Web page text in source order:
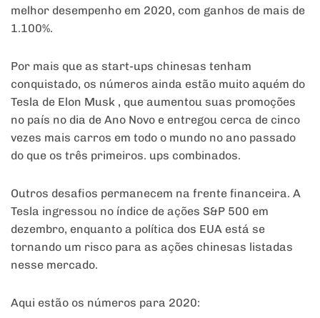
melhor desempenho em 2020, com ganhos de mais de
1.100%.
Por mais que as start-ups chinesas tenham
conquistado, os números ainda estão muito aquém do
Tesla de Elon Musk , que aumentou suas promoções
no país no dia de Ano Novo e entregou cerca de cinco
vezes mais carros em todo o mundo no ano passado
do que os três primeiros. ups combinados.
Outros desafios permanecem na frente financeira. A
Tesla ingressou no índice de ações S&P 500 em
dezembro, enquanto a política dos EUA está se
tornando um risco para as ações chinesas listadas
nesse mercado.
Aqui estão os números para 2020: